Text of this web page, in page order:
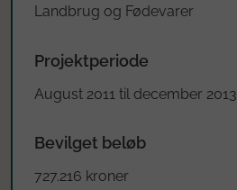
Landbrug og Fødevarer
Projektperiode
August 2011 til december 2013
Bevilget beløb
727.216 kroner